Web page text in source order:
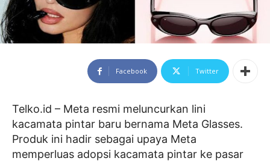
Facebook Twitter
Telko.id – Meta resmi meluncurkan lini
kacamata pintar baru bernama Meta Glasses.
Produk ini hadir sebagai upaya Meta
memperluas adopsi kacamata pintar ke pasar